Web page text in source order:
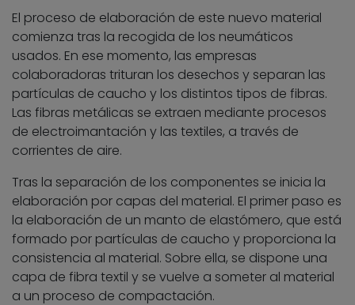
El proceso de elaboración de este nuevo material
comienza tras la recogida de los neumáticos
usados. En ese momento, las empresas
colaboradoras trituran los desechos y separan las
partículas de caucho y los distintos tipos de fibras.
Las fibras metálicas se extraen mediante procesos
de electroimantación y las textiles, a través de
corrientes de aire.
Tras la separación de los componentes se inicia la
elaboración por capas del material. El primer paso es
la elaboración de un manto de elastómero, que está
formado por partículas de caucho y proporciona la
consistencia al material. Sobre ella, se dispone una
capa de fibra textil y se vuelve a someter al material
a un proceso de compactación.